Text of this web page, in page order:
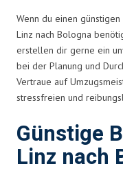
Wenn du einen
Linz nach Bologna
erstellen dir gerne ein
bei der Planung und
Vertraue auf
stressfreien und
Günstige
Linz nach